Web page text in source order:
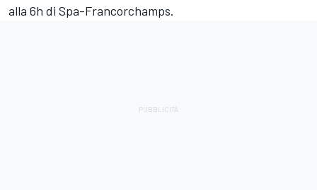
alla 6h di Spa-Francorchamps.